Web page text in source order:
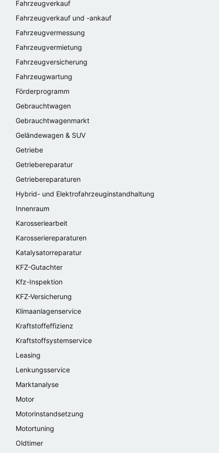
Fahrzeugverkauf
Fahrzeugverkauf und -ankauf
Fahrzeugvermessung
Fahrzeugvermietung
Fahrzeugversicherung
Fahrzeugwartung
Förderprogramm
Gebrauchtwagen
Gebrauchtwagenmarkt
Geländewagen & SUV
Getriebe
Getriebereparatur
Getriebereparaturen
Hybrid- und Elektrofahrzeuginstandhaltung
Innenraum
Karosseriearbeit
Karosseriereparaturen
Katalysatorreparatur
KFZ-Gutachter
Kfz-Inspektion
KFZ-Versicherung
Klimaanlagenservice
Kraftstoffeffizienz
Kraftstoffsystemservice
Leasing
Lenkungsservice
Marktanalyse
Motor
Motorinstandsetzung
Motortuning
Oldtimer